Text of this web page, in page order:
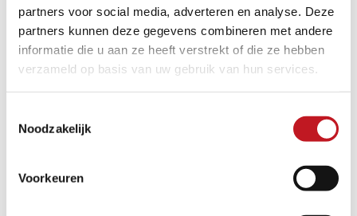
partners voor social media, adverteren en analyse. Deze
partners kunnen deze gegevens combineren met andere
informatie die u aan ze heeft verstrekt of die ze hebben
verzameld op basis van uw gebruik van hun services.
Noodzakelijk
Voorkeuren
Geschikt voor Balkon, Oprit, Tuin
Lever eenheid
GERELATEERDE
1/2